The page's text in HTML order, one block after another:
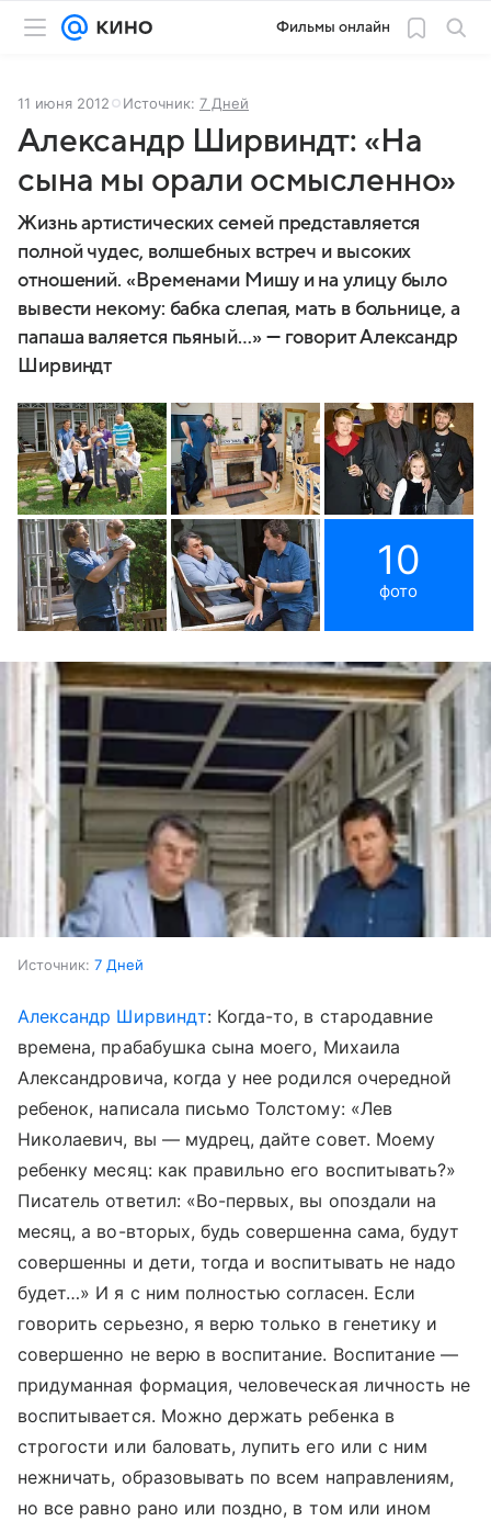
Фильмы онлайн
11 июня 2012 Источник: 7 Дней
Александр Ширвиндт: «На
сына мы орали осмысленно»
Жизнь артистических семей представляется
полной чудес, волшебных встреч и высоких
отношений. «Временами Мишу и на улицу было
вывести некому: бабка слепая, мать в больнице, а
папаша валяется пьяный…» — говорит Александр
Ширвиндт
10
фото
Источник: 7 Дней
Александр Ширвиндт: Когда-то, в стародавние
времена, прабабушка сына моего, Михаила
Александровича, когда у нее родился очередной
ребенок, написала письмо Толстому: «Лев
Николаевич, вы — мудрец, дайте совет. Моему
ребенку месяц: как правильно его воспитывать?»
Писатель ответил: «Во-первых, вы опоздали на
месяц, а во-вторых, будь совершенна сама, будут
совершенны и дети, тогда и воспитывать не надо
будет…» И я с ним полностью согласен. Если
говорить серьезно, я верю только в генетику и
совершенно не верю в воспитание. Воспитание —
придуманная формация, человеческая личность не
воспитывается. Можно держать ребенка в
строгости или баловать, лупить его или с ним
нежничать, образовывать по всем направлениям,
но все равно рано или поздно, в том или ином